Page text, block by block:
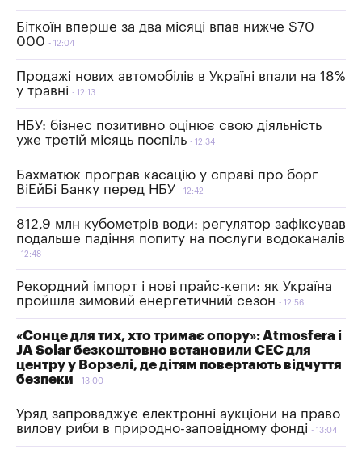
Біткоїн вперше за два місяці впав нижче $70
000
12:04
Продажі нових автомобілів в Україні впали на 18%
у травні
12:13
НБУ: бізнес позитивно оцінює свою діяльність
уже третій місяць поспіль
12:34
Бахматюк програв касацію у справі про борг
ВіЕйБі Банку перед НБУ
12:42
812,9 млн кубометрів води: регулятор зафіксував
подальше падіння попиту на послуги водоканалів
12:48
Рекордний імпорт і нові прайс-кепи: як Україна
пройшла зимовий енергетичний сезон
12:56
«Сонце для тих, хто тримає опору»: Atmosfera і
JA Solar безкоштовно встановили СЕС для
центру у Ворзелі, де дітям повертають відчуття
безпеки
13:00
Уряд запроваджує електронні аукціони на право
вилову риби в природно-заповідному фонді
13:04